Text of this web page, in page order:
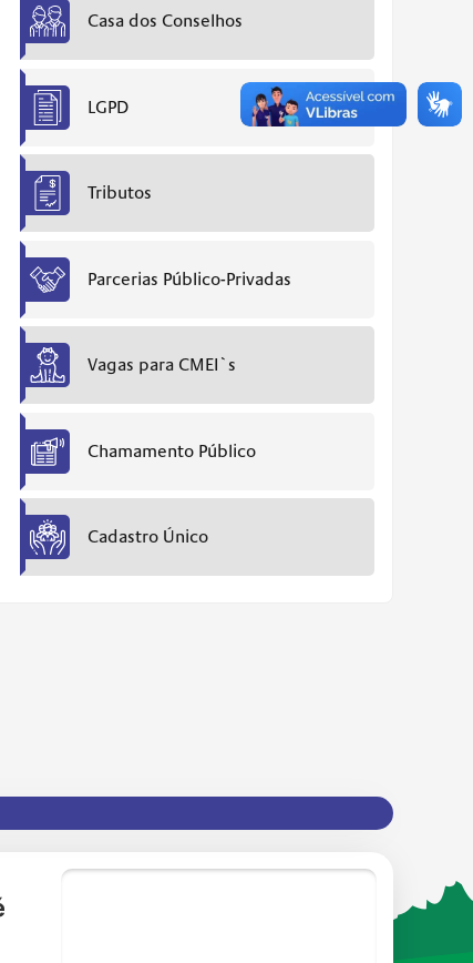
Casa dos Conselhos
LGPD
Tributos
Parcerias Público-Privadas
Vagas para CMEI`s
Chamamento Público
Cadastro Único